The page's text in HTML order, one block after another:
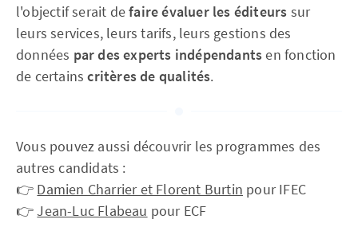
l'objectif serait defaire évaluer les éditeurs sur
leurs services, leurs tarifs, leurs gestions des
données par des experts indépendantsen fonction
de certainscritères de qualités.
Vous pouvez aussi découvrir les programmes des
autres candidats :
👉 Damien Charrier et Florent Burtin pour IFEC
👉Jean-Luc Flabeau pour ECF